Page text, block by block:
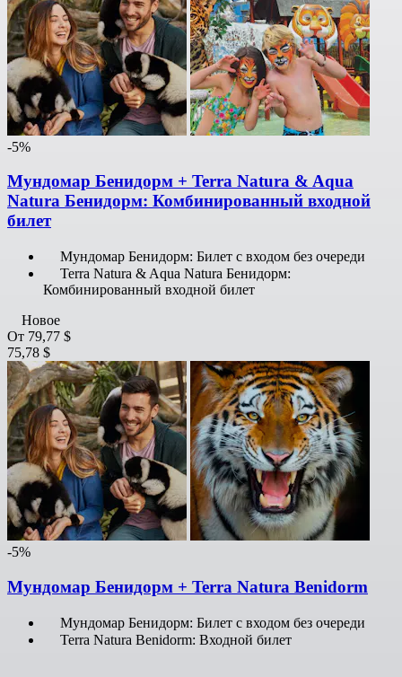
-5%
Мундомар Бенидорм + Terra Natura & Aqua
Natura Бенидорм: Комбинированный входной
билет
Мундомар Бенидорм: Билет с входом без очереди
Terra Natura & Aqua Natura Бенидорм:
Комбинированный входной билет
Новое
От 79,77 $
75,78 $
-5%
Мундомар Бенидорм + Terra Natura Benidorm
Мундомар Бенидорм: Билет с входом без очереди
Terra Natura Benidorm: Входной билет